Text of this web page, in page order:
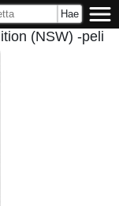
(NSW) -peli